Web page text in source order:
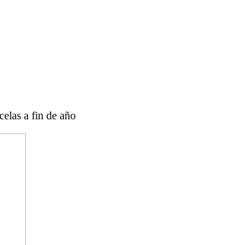
a fin de año